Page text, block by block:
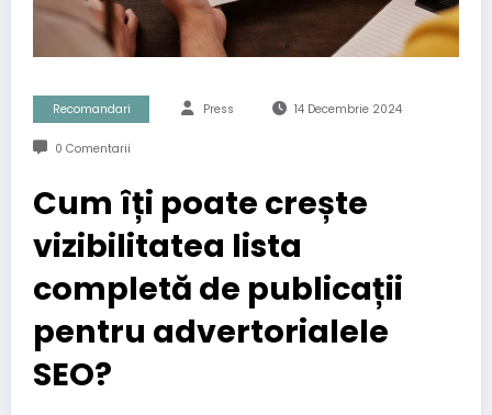
Recomandari Press 14 Decembrie 2024
0 Comentarii
Cum îți poate crește
vizibilitatea lista
completă de publicații
pentru advertorialele
SEO?